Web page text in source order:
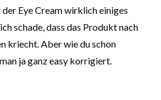
Eye Cream wirklich einiges
schade, dass das Produkt nach
kriecht. Aber wie du schon
ja ganz easy korrigiert.